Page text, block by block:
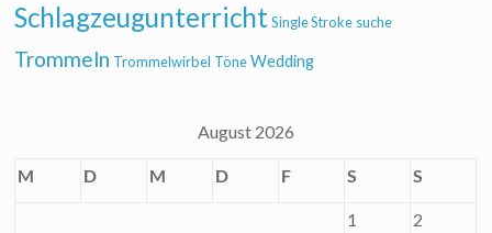
Schlagzeugunterricht Single Stroke suche
Trommeln Trommelwirbel Töne Wedding
August 2026
M D M D F S S
1 2